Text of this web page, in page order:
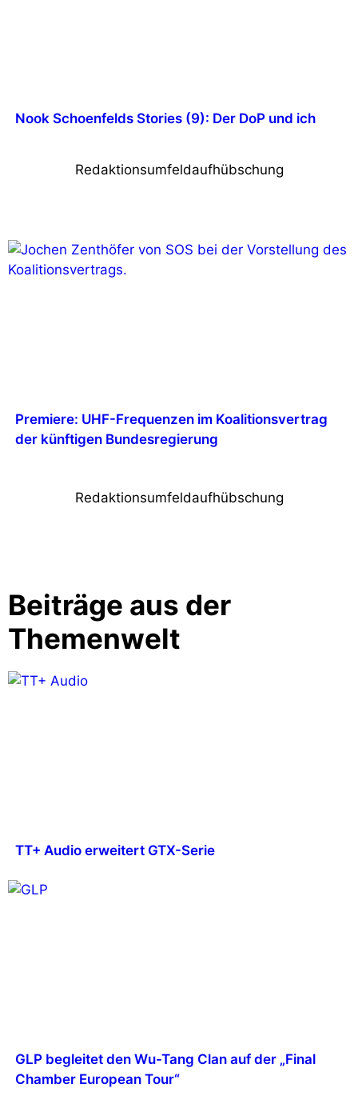
Nook Schoenfelds Stories (9): Der DoP und ich
Redaktionsumfeldaufhübschung
Premiere: UHF-Frequenzen im Koalitionsvertrag
der künftigen Bundesregierung
Redaktionsumfeldaufhübschung
Beiträge aus der
Themenwelt
TT+ Audio erweitert GTX-Serie
GLP begleitet den Wu-Tang Clan auf der „Final
Chamber European Tour“